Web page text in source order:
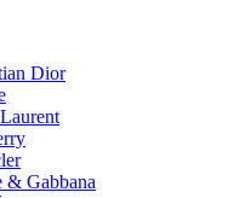
Dior
& Gabbana